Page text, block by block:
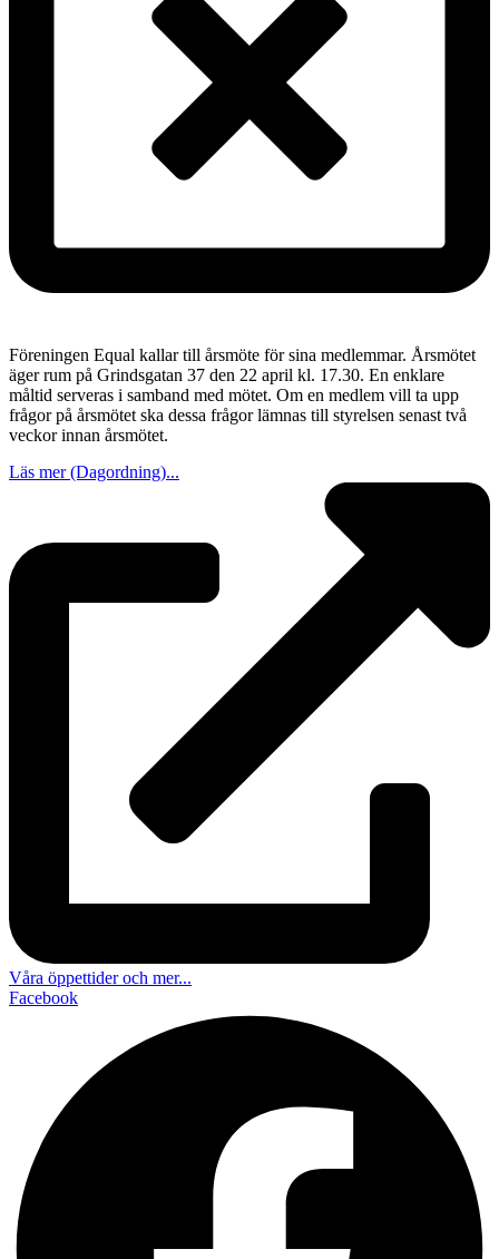
Föreningen Equal kallar till årsmöte för sina medlemmar. Årsmötet
äger rum på Grindsgatan 37 den 22 april kl. 17.30. En enklare
måltid serveras i samband med mötet. Om en medlem vill ta upp
frågor på årsmötet ska dessa frågor lämnas till styrelsen senast två
veckor innan årsmötet.
Läs mer (Dagordning)...
Våra öppettider och mer...
Facebook